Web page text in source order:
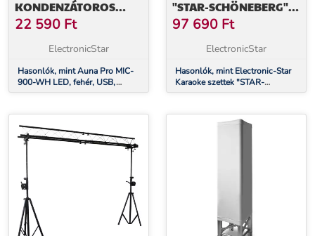
KONDENZÁTOROS
MIKROFON,
KARDIOID, STÚDIÓ,
22 590 Ft
ElectronicStar
Hasonlók, mint Auna Pro MIC-
900-WH LED, fehér, USB,
kondenzátoros mikrofon,
"STAR-SCHÖNEBERG" ,
SPB-210 PA AKTÍV
HANGFALSZETT 2 X
97 690 Ft
ElectronicStar
Hasonlók, mint Electronic-Star
Karaoke szettek "STAR-
Schöneberg" , SPB-210 PA